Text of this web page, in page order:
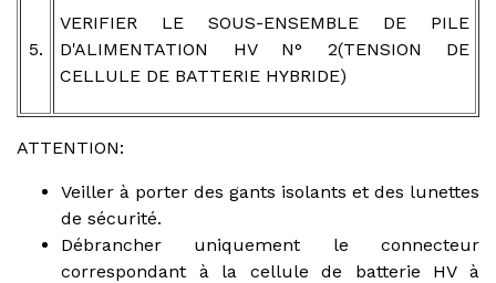
5.
VERIFIER LE SOUS-ENSEMBLE DE PILE
D'ALIMENTATION HV N° 2(TENSION DE
CELLULE DE BATTERIE HYBRIDE)
ATTENTION:
Veiller à porter des gants isolants et des lunettes
de sécurité.
Débrancher uniquement le connecteur
correspondant à la cellule de batterie HV à